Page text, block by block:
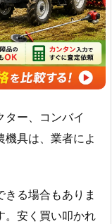
ター、コンバイ
機具は、業者によ
る場合もありま
。安く買い叩かれ